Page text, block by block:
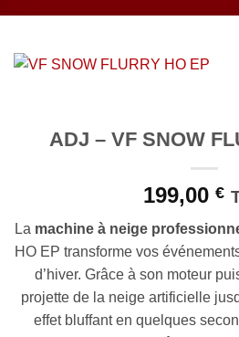
ADJ – VF SNOW
199,00 €
La machine à neige
HO EP transforme vos
d’hiver. Grâce à son moteur
projette de la neige artificielle
effet bluffant en quelques